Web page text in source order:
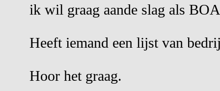
ik wil graag aande slag als
Heeft iemand een lijst van
Hoor het graag.